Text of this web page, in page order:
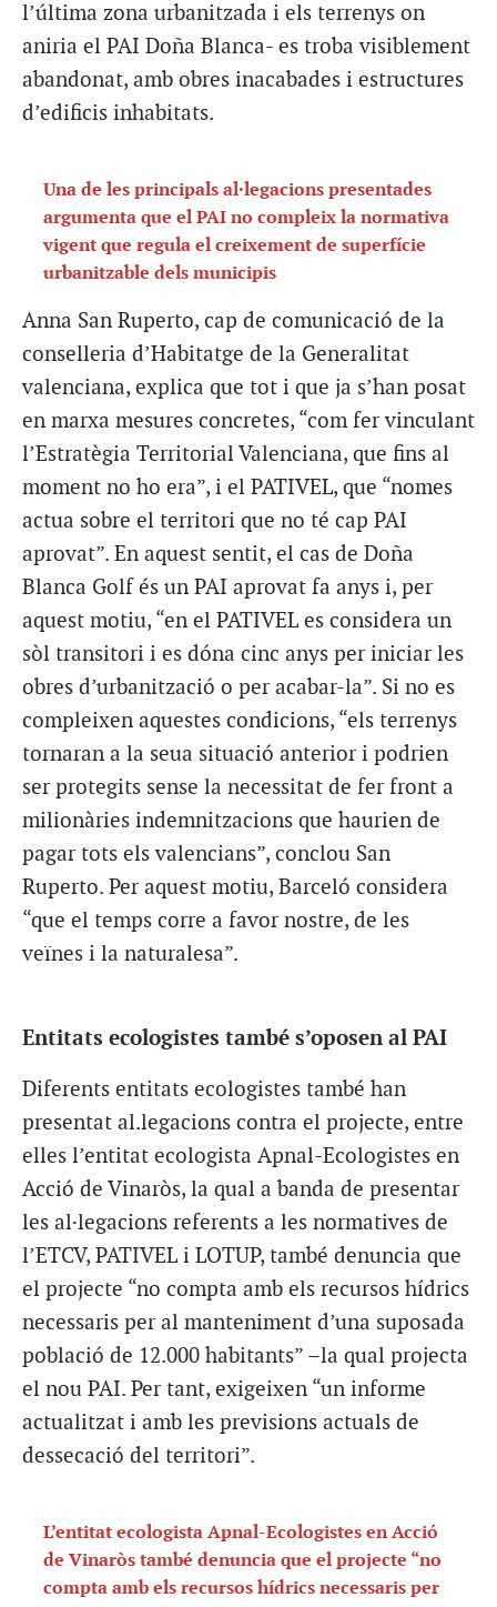
l’última zona urbanitzada i els terrenys on
aniria el PAI Doña Blanca- es troba visiblement
abandonat, amb obres inacabades i estructures
d’edificis inhabitats.
Una de les principals al·legacions presentades
argumenta que el PAI no compleix la normativa
vigent que regula el creixement de superfície
urbanitzable dels municipis
Anna San Ruperto, cap de comunicació de la
conselleria d’Habitatge de la Generalitat
valenciana, explica que tot i que ja s’han posat
en marxa mesures concretes, “com fer vinculant
l’Estratègia Territorial Valenciana, que fins al
moment no ho era”, i el PATIVEL, que “nomes
actua sobre el territori que no té cap PAI
aprovat”. En aquest sentit, el cas de Doña
Blanca Golf és un PAI aprovat fa anys i, per
aquest motiu, “en el PATIVEL es considera un
sòl transitori i es dóna cinc anys per iniciar les
obres d’urbanització o per acabar-la”. Si no es
compleixen aquestes condicions, “els terrenys
tornaran a la seua situació anterior i podrien
ser protegits sense la necessitat de fer front a
milionàries indemnitzacions que haurien de
pagar tots els valencians”, conclou San
Ruperto. Per aquest motiu, Barceló considera
“que el temps corre a favor nostre, de les
veïnes i la naturalesa”.
Entitats ecologistes també s’oposen al PAI
Diferents entitats ecologistes també han
presentat al.legacions contra el projecte, entre
elles l’entitat ecologista Apnal-Ecologistes en
Acció de Vinaròs, la qual a banda de presentar
les al·legacions referents a les normatives de
l’ETCV, PATIVEL i LOTUP, també denuncia que
el projecte “no compta amb els recursos hídrics
necessaris per al manteniment d’una suposada
població de 12.000 habitants” –la qual projecta
el nou PAI. Per tant, exigeixen “un informe
actualitzat i amb les previsions actuals de
dessecació del territori”.
L’entitat ecologista Apnal-Ecologistes en Acció
de Vinaròs també denuncia que el projecte “no
compta amb els recursos hídrics necessaris per